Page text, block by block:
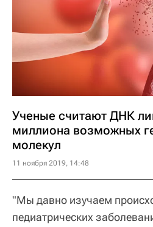
Ученые считают ДНК
миллиона возможных
молекул
11 ноября 2019, 14:48
"Мы давно изучаем
педиатрических